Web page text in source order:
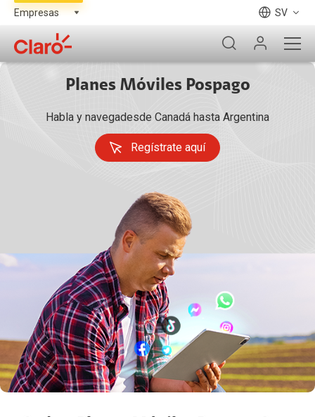
SV
Planes Móviles Pospago
Habla y navegadesde Canadá hasta Argentina
Regístrate aquí